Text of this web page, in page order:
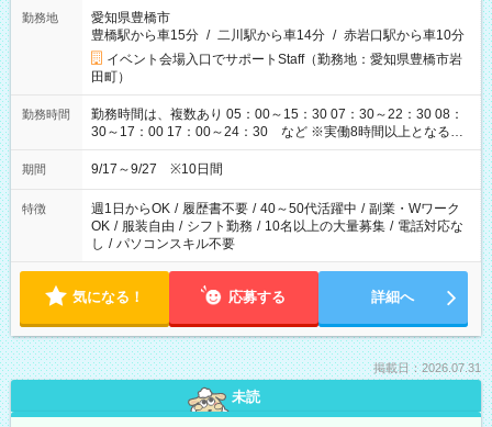
勤務地
愛知県豊橋市
豊橋駅から車15分 / 二川駅から車14分 / 赤岩口駅から車10分
イベント会場入口でサポートStaff（勤務地：愛知県豊橋市岩
田町）
勤務時間
勤務時間は、複数あり 05：00～15：30 07：30～22：30 08：
30～17：00 17：00～24：30 など ※実働8時間以上となる勤
務もあります。 【休憩】60分+他休憩あり 交替で取得します。
安全面に配慮しこまめな休憩があります。
期間 9/17～9/27 ※10日間
特徴 週1日からOK / 履歴書不要 / 40～50代活躍中 / 副業・Wワーク
OK / 服装自由 / シフト勤務 / 10名以上の大量募集 / 電話対応な
し / パソコンスキル不要
気になる！ 応募する 詳細へ
掲載日：2026.07.31
未読